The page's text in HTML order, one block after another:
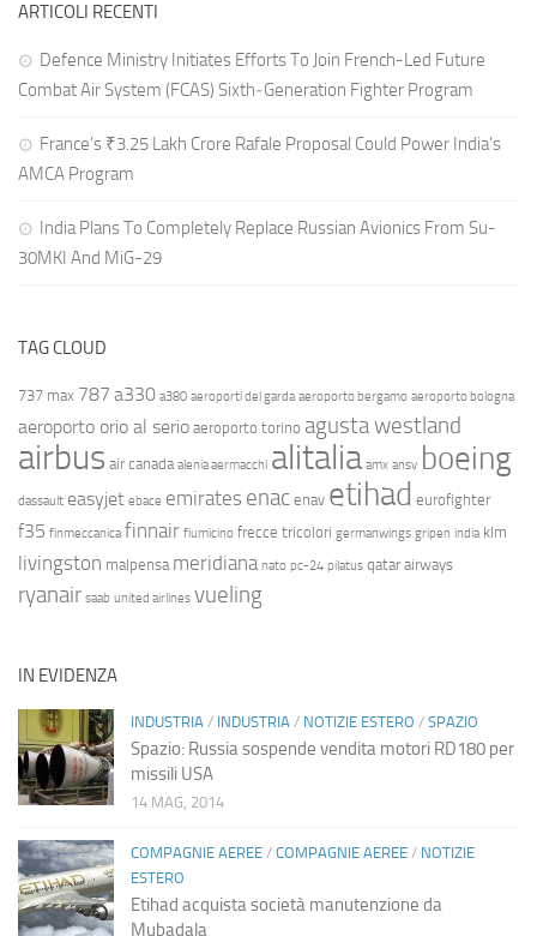
ARTICOLI RECENTI
Defence Ministry Initiates Efforts To Join French-Led Future
Combat Air System (FCAS) Sixth‑Generation Fighter Program
France’s ₹3.25 Lakh Crore Rafale Proposal Could Power India’s
AMCA Program
India Plans To Completely Replace Russian Avionics From Su-
30MKI And MiG-29
TAG CLOUD
737 max 787 a330 a380 aeroporti del garda aeroporto bergamo aeroporto bologna
aeroporto orio al serio aeroporto torino agusta westland
airbus air canada alenia aermacchi alitalia amx ansv boeing
dassault easyjet ebace emirates enac enav etihad eurofighter
f35 finmeccanica finnair fiumicino frecce tricolori germanwings gripen india klm
livingston malpensa meridiana nato pc-24 pilatus qatar airways
ryanair saab united airlines vueling
IN EVIDENZA
INDUSTRIA / INDUSTRIA / NOTIZIE ESTERO / SPAZIO
Spazio: Russia sospende vendita motori RD180 per
missili USA
14 MAG, 2014
COMPAGNIE AEREE / COMPAGNIE AEREE / NOTIZIE
ESTERO
Etihad acquista società manutenzione da
Mubadala